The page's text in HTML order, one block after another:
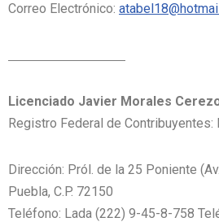
Correo Electrónico:
Licenciado Javier Morales
Registro Federal de
Dirección: Pról. de la 25 Poniente
Puebla, C.P. 72150
Teléfono: Lada (222) 9-45-8-758